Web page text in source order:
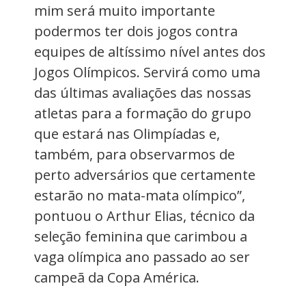
mim será muito importante
podermos ter dois jogos contra
equipes de altíssimo nível antes dos
Jogos Olímpicos. Servirá como uma
das últimas avaliações das nossas
atletas para a formação do grupo
que estará nas Olimpíadas e,
também, para observarmos de
perto adversários que certamente
estarão no mata-mata olímpico”,
pontuou o Arthur Elias, técnico da
seleção feminina que carimbou a
vaga olímpica ano passado ao ser
campeã da Copa América.